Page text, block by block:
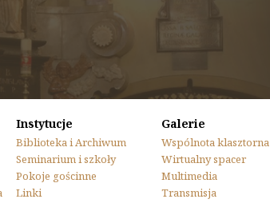
Instytucje
Biblioteka i Archiwum
Seminarium i szkoły
Pokoje gościnne
Linki
Galerie
Wspólnota klasztorna
Wirtualny spacer
Multimedia
Transmisja